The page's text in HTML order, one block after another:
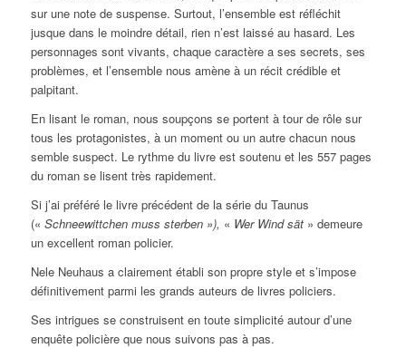
sur une note de suspense. Surtout, l’ensemble est réfléchit
jusque dans le moindre détail, rien n’est laissé au hasard. Les
personnages sont vivants, chaque caractère a ses secrets, ses
problèmes, et l’ensemble nous amène à un récit crédible et
palpitant.
En lisant le roman, nous soupçons se portent à tour de rôle sur
tous les protagonistes, à un moment ou un autre chacun nous
semble suspect. Le rythme du livre est soutenu et les 557 pages
du roman se lisent très rapidement.
Si j’ai préféré le livre précédent de la série du Taunus
(« Schneewittchen muss sterben »), « Wer Wind sät» demeure
un excellent roman policier.
Nele Neuhaus a clairement établi son propre style et s’impose
définitivement parmi les grands auteurs de livres policiers.
Ses intrigues se construisent en toute simplicité autour d’une
enquête policière que nous suivons pas à pas.